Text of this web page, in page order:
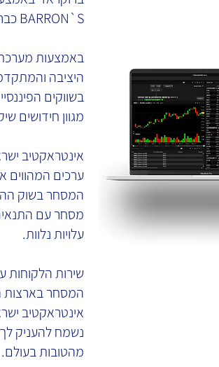
BARRON`S כברוקר הטוב בעולם למעלה מ-10 שנים ברציפות.
באמצעות
היציבה
בשווקים
מגוון חידושים
אינטראקטיב
ערכים המהווים
המסחר בשוק
מסחר עם
עלויות נלוות.
שירות הלקוחות
המסחר בארצות
אינטראקטיב
נשמח להעניק
מהטובות בעולם.